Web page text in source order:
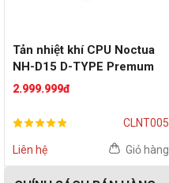
Tản nhiệt khí CPU Noctua
NH-D15 D-TYPE Premum
2.999.999đ
CLNT005
Liên hệ Giỏ hàng